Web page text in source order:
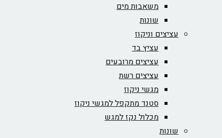
משאבות מים
שונות
עציצים וניקוז
עציץ בד
עציצים מרובעים
עציצים רשת
מגשי ניקוז
סטנד מתקפל למגשי ניקוז
מכלול נקז למגש
שונות